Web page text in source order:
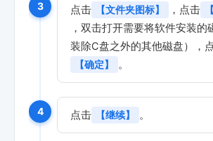
3 点击 【文件夹图标】 ，点击
，双击打开需要将软件安装的
装除C盘之外的其他磁盘），
【确定】 。
4 点击 【继续】 。